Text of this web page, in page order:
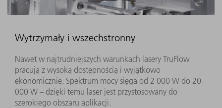
Wytrzymały i wszechstronny
Nawet w najtrudniejszych warunkach lasery TruFlow
pracują z wysoką dostępnością i wyjątkowo
ekonomicznie. Spektrum mocy sięga od 2 000 W do 20
000 W – dzięki temu laser jest przystosowany do
szerokiego obszaru aplikacji.